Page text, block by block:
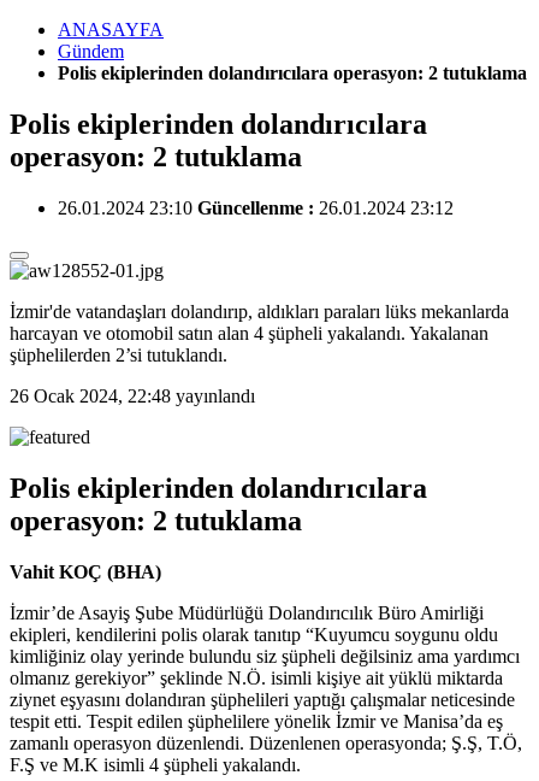
ANASAYFA
Gündem
Polis ekiplerinden dolandırıcılara operasyon: 2 tutuklama
Polis ekiplerinden dolandırıcılara
operasyon: 2 tutuklama
26.01.2024 23:10 Güncellenme : 26.01.2024 23:12
İzmir'de vatandaşları dolandırıp, aldıkları paraları lüks mekanlarda
harcayan ve otomobil satın alan 4 şüpheli yakalandı. Yakalanan
şüphelilerden 2’si tutuklandı.
26 Ocak 2024, 22:48 yayınlandı
Polis ekiplerinden dolandırıcılara
operasyon: 2 tutuklama
Vahit KOÇ (BHA)
İzmir’de Asayiş Şube Müdürlüğü Dolandırıcılık Büro Amirliği
ekipleri, kendilerini polis olarak tanıtıp “Kuyumcu soygunu oldu
kimliğiniz olay yerinde bulundu siz şüpheli değilsiniz ama yardımcı
olmanız gerekiyor” şeklinde N.Ö. isimli kişiye ait yüklü miktarda
ziynet eşyasını dolandıran şüphelileri yaptığı çalışmalar neticesinde
tespit etti. Tespit edilen şüphelilere yönelik İzmir ve Manisa’da eş
zamanlı operasyon düzenlendi. Düzenlenen operasyonda; Ş.Ş, T.Ö,
F.Ş ve M.K isimli 4 şüpheli yakalandı.